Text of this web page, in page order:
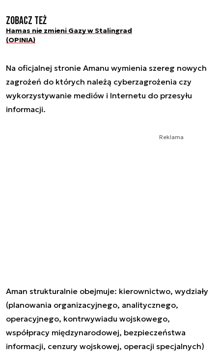
Zobacz też
Hamas nie zmieni Gazy w Stalingrad
(OPINIA)
Na oficjalnej stronie Amanu wymienia szereg nowych
zagrożeń do których należą cyberzagrożenia czy
wykorzystywanie mediów i Internetu do przesyłu
informacji.
Reklama
Aman strukturalnie obejmuje: kierownictwo, wydziały
(planowania organizacyjnego, analitycznego,
operacyjnego, kontrwywiadu wojskowego,
współpracy międzynarodowej, bezpieczeństwa
informacji, cenzury wojskowej, operacji specjalnych)